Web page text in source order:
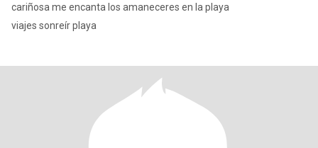
cariñosa me encanta los amaneceres en la playa
viajes sonreír playa